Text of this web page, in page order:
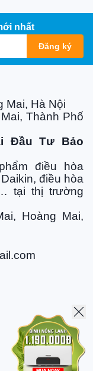
mm
âm trần nối
điều khiển
khi sử dụng điều
nhất
Đăng ký
Mai, Hà Nội
Thành Phố
Đầu Tư Bảo
điều hòa
điều hòa
tại thị trường
Hoàng Mai,